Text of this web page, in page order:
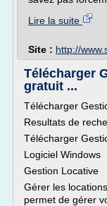
Lire la suite
Site : http://
Télécharger
gratuit ...
Télécharger
Resultats de
Télécharger
Logiciel Windows
Gestion Locative
Gérer les
permet de gérer